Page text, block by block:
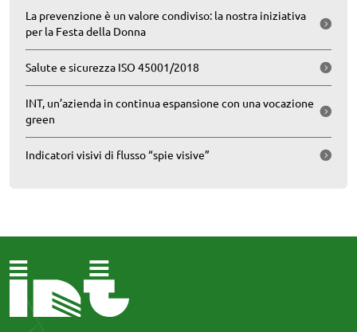
La prevenzione è un valore condiviso: la nostra iniziativa
per la Festa della Donna
Salute e sicurezza ISO 45001/2018
INT, un’azienda in continua espansione con una vocazione
green
Indicatori visivi di flusso “spie visive”